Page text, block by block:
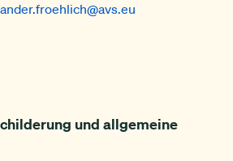
@avs.eu
und allgemeine